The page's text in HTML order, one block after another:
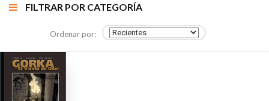
FILTRAR POR CATEGORÍA
Ordenar por: